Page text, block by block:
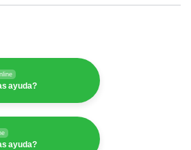
ayuda?
ayuda?